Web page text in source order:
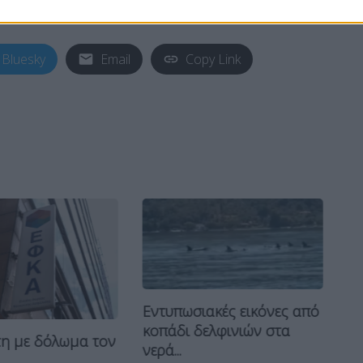
Bluesky Email Copy Link
με δόλωμα τον
Εντυπωσιακές εικόνες από
κοπάδι δελφινιών στα
νερά...